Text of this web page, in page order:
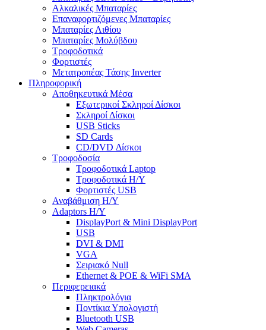
Αλκαλικές Μπαταρίες
Επαναφορτιζόμενες Μπαταρίες
Μπαταρίες Λιθίου
Μπαταρίες Μολύβδου
Τροφοδοτικά
Φορτιστές
Μετατροπέας Τάσης Inverter
Πληροφορική
Αποθηκευτικά Μέσα
Εξωτερικοί Σκληροί Δίσκοι
Σκληροί Δίσκοι
USB Sticks
SD Cards
CD/DVD Δίσκοι
Τροφοδοσία
Τροφοδοτικά Laptop
Τροφοδοτικά Η/Υ
Φορτιστές USB
Αναβάθμιση Η/Υ
Adaptors Η/Υ
DisplayPort & Mini DisplayPort
USB
DVI & DMI
VGA
Σειριακό Null
Ethernet & POE & WiFi SMA
Περιφερειακά
Πληκτρολόγια
Ποντίκια Υπολογιστή
Bluetooth USB